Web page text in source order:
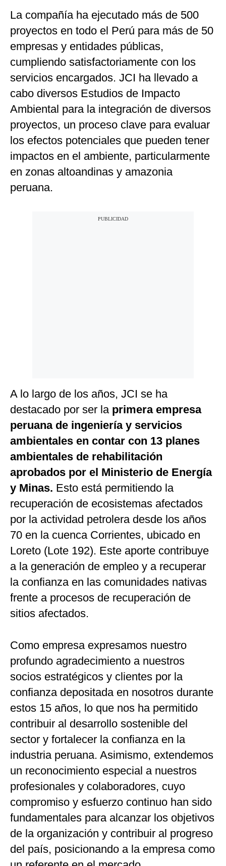
La compañía ha ejecutado más de 500
proyectos en todo el Perú para más de 50
empresas y entidades públicas,
cumpliendo satisfactoriamente con los
servicios encargados. JCI ha llevado a
cabo diversos Estudios de Impacto
Ambiental para la integración de diversos
proyectos, un proceso clave para evaluar
los efectos potenciales que pueden tener
impactos en el ambiente, particularmente
en zonas altoandinas y amazonia
peruana.
A lo largo de los años, JCI se ha
destacado por ser laprimera empresa
peruana de ingeniería y servicios
ambientales en contar con 13 planes
ambientales de rehabilitación
aprobados por el Ministerio de Energía
y Minas. Esto está permitiendo la
recuperación de ecosistemas afectados
por la actividad petrolera desde los años
70 en la cuenca Corrientes, ubicado en
Loreto (Lote 192). Este aporte contribuye
a la generación de empleo y a recuperar
la confianza en las comunidades nativas
frente a procesos de recuperación de
sitios afectados.
Como empresa expresamos nuestro
profundo agradecimiento a nuestros
socios estratégicos y clientes por la
confianza depositada en nosotros durante
estos 15 años, lo que nos ha permitido
contribuir al desarrollo sostenible del
sector y fortalecer la confianza en la
industria peruana. Asimismo, extendemos
un reconocimiento especial a nuestros
profesionales y colaboradores, cuyo
compromiso y esfuerzo continuo han sido
fundamentales para alcanzar los objetivos
de la organización y contribuir al progreso
del país, posicionando a la empresa como